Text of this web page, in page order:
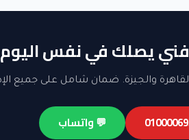
فني يصلك في نفس اليوم
💬 واتساب